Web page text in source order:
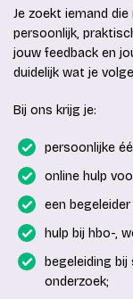
Je zoekt iemand
persoonlijk,
jouw feedback en
duidelijk wat je
Bij ons krijg je:
persoonlijke
online hulp
een
hulp bij hbo-,
begeleiding
onderzoek;